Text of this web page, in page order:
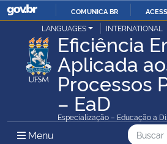
IR
PARA
O
COMUNICA BR
Ministério da Justiça e Segurança Pública
Ministério da Defesa
Ministério das Relações Exteriores
LANGUAGES INTERNATIONAL
Eficiência
Aplicada
Processos
– EaD
Especialização – Educação a
Menu Menu Principal do Sítio
Busca
Busca: